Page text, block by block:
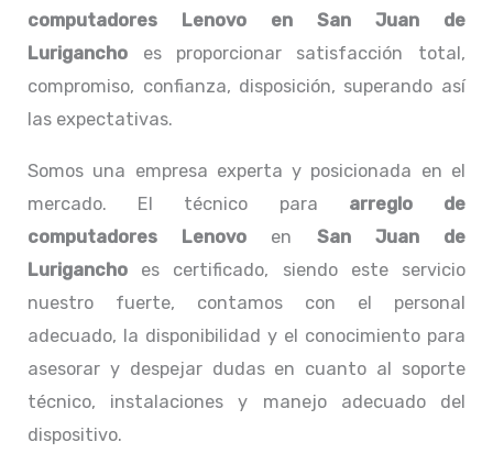
computadores Lenovo
en San Juan de
Lurigancho es proporcionar satisfacción total,
compromiso, confianza, disposición, superando así
las expectativas.
Somos una empresa experta y posicionada en el
mercado. El técnico para arreglo de
computadores Lenovo en San Juan de
Lurigancho es certificado, siendo este servicio
nuestro fuerte, contamos con el personal
adecuado, la disponibilidad y el conocimiento para
asesorar y despejar dudas en cuanto al soporte
técnico, instalaciones y manejo adecuado del
dispositivo.